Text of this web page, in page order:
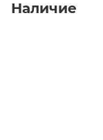
Наличие